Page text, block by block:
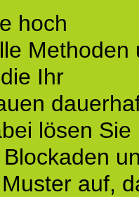
hoch
Methoden
Ihr
lösen Sie
auf,